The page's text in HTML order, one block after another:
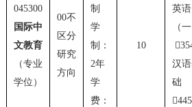
045300
国际中
文教育
（专业
学位）
00不
区分
研究
方向
制
学
制：
2年
学
费：
10
英语
（

汉
础
445